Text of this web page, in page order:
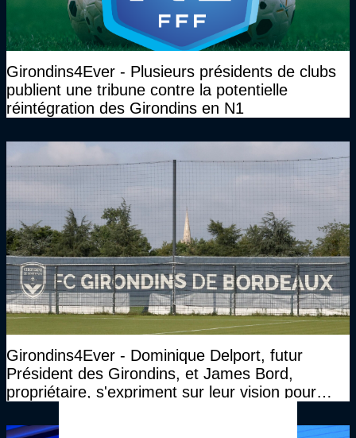
Girondins4Ever - Plusieurs présidents de clubs
publient une tribune contre la potentielle
réintégration des Girondins en N1
Girondins4Ever - Dominique Delport, futur
Président des Girondins, et James Bord,
propriétaire, s'expriment sur leur vision pour